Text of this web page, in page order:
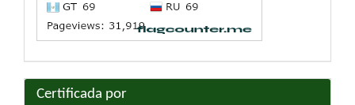
Certificada por